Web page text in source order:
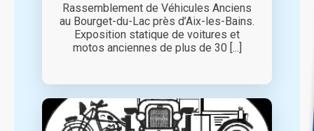
Rassemblement de Véhicules Anciens
au Bourget-du-Lac près d’Aix-les-Bains.
Exposition statique de voitures et
motos anciennes de plus de 30 [...]